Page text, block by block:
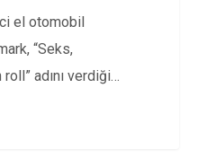
el otomobil
“Seks,
adını verdiği